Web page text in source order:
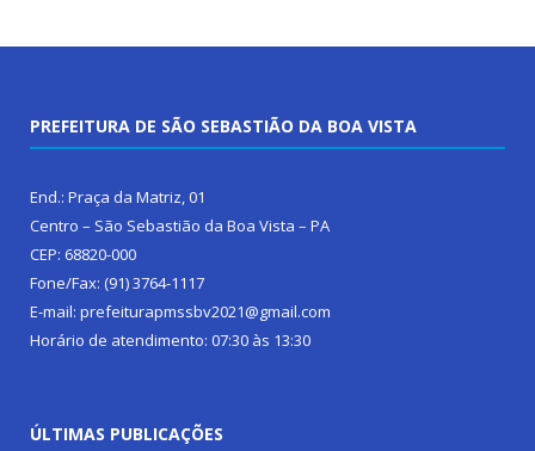
PREFEITURA DE SÃO SEBASTIÃO DA BOA VISTA
End.: Praça da Matriz, 01
Centro – São Sebastião da Boa Vista – PA
CEP: 68820-000
Fone/Fax: (91) 3764-1117
E-mail: prefeiturapmssbv2021@gmail.com
Horário de atendimento: 07:30 às 13:30
ÚLTIMAS PUBLICAÇÕES